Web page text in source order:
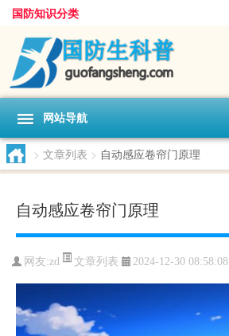
国防知识分类
网站导航
> 文章列表 > 自动感应卷帘门原理
自动感应卷帘门原理
网友:zd 文章列表 2024-12-30 08:58:08